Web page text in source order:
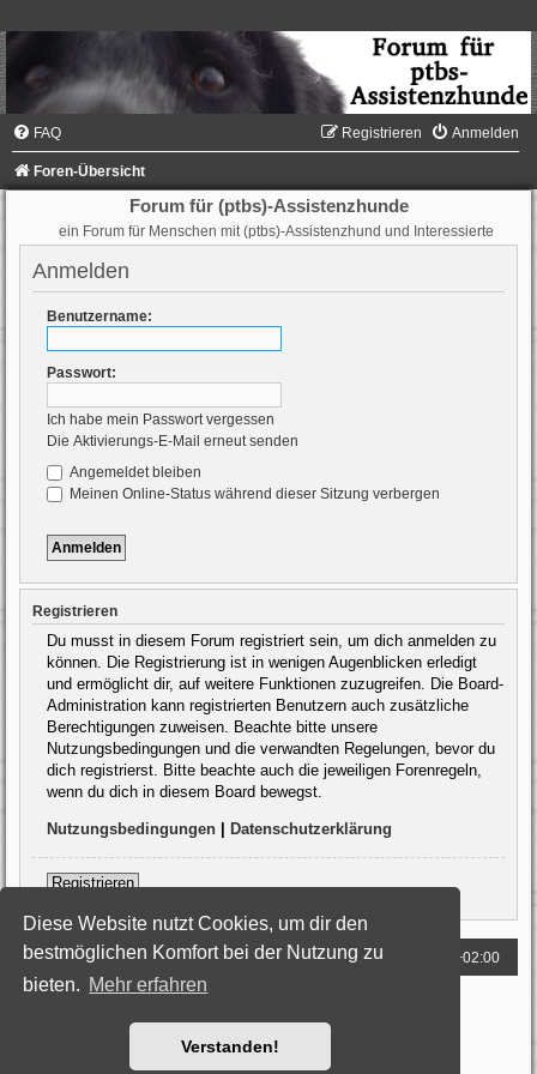
Diese Website nutzt Cookies, um dir den
bestmöglichen Komfort bei der Nutzung zu
bieten. Mehr erfahren
Verstanden!
FAQ Anmelden
Registrieren
Foren-Übersicht
Forum für (ptbs)-Assistenzhunde
ein Forum für Menschen mit (ptbs)-Assistenzhund und Interessierte
Anmelden
Benutzername:
Passwort:
Ich habe mein Passwort vergessen
Die Aktivierungs-E-Mail erneut senden
Angemeldet bleiben
Meinen Online-Status während dieser Sitzung verbergen
Registrieren
Du musst in diesem Forum registriert sein, um dich anmelden zu
können. Die Registrierung ist in wenigen Augenblicken erledigt
und ermöglicht dir, auf weitere Funktionen zuzugreifen. Die Board-
Administration kann registrierten Benutzern auch zusätzliche
Berechtigungen zuweisen. Beachte bitte unsere
Nutzungsbedingungen und die verwandten Regelungen, bevor du
dich registrierst. Bitte beachte auch die jeweiligen Forenregeln,
wenn du dich in diesem Board bewegst.
Nutzungsbedingungen Datenschutzerklärung
Registrieren
Foren-Übersicht Alle Zeiten sind UTC+02:00
Powered byphpBB® Forum Software © phpBB Limited
Nutzungsbedingungen